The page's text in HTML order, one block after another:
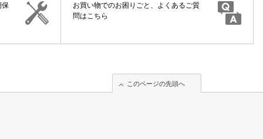
保
お買い物でのお困りごと、よくあるご質
問はこちら
このページの先頭へ
このページの先頭へ